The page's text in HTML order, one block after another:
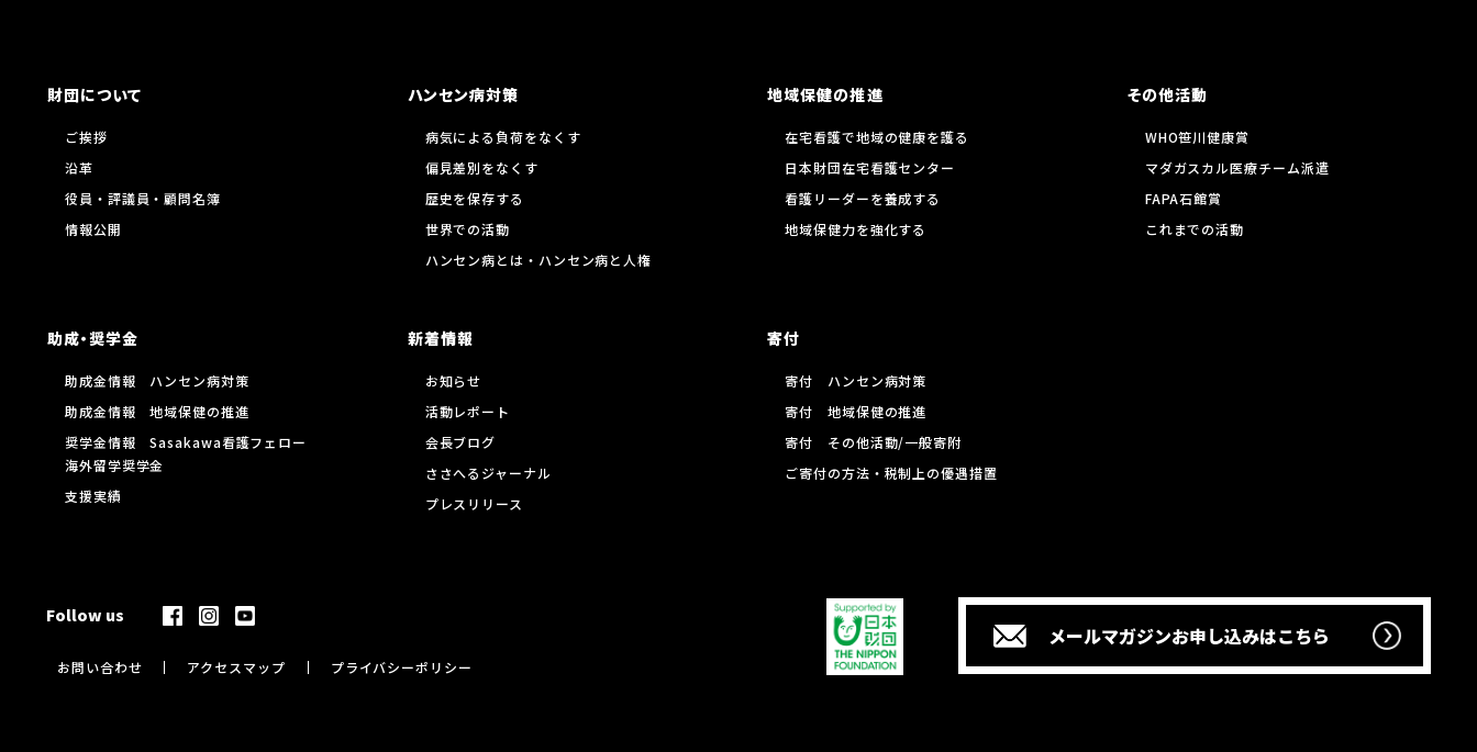
財団について
ご挨拶
沿革
役員・評議員・顧問名簿
情報公開
ハンセン病対策
病気による負荷をなくす
偏見差別をなくす
歴史を保存する
世界での活動
ハンセン病とは・ハンセン病と人権
地域保健の推進
在宅看護で地域の健康を護る
日本財団在宅看護センター
看護リーダーを養成する
地域保健力を強化する
その他活動
WHO笹川健康賞
マダガスカル医療チーム派遣
FAPA石館賞
これまでの活動
助成・奨学金
助成金情報 ハンセン病対策
助成金情報 地域保健の推進
奨学金情報 Sasakawa看護フェロー
海外留学奨学金
支援実績
新着情報
お知らせ
活動レポート
会長ブログ
ささへるジャーナル
プレスリリース
寄付
寄付 ハンセン病対策
寄付 地域保健の推進
寄付 その他活動/一般寄附
ご寄付の方法・税制上の優遇措置
メールマガジンお申し込みはこちら
Follow us
お問い合わせ アクセスマップ プライバシーポリシー